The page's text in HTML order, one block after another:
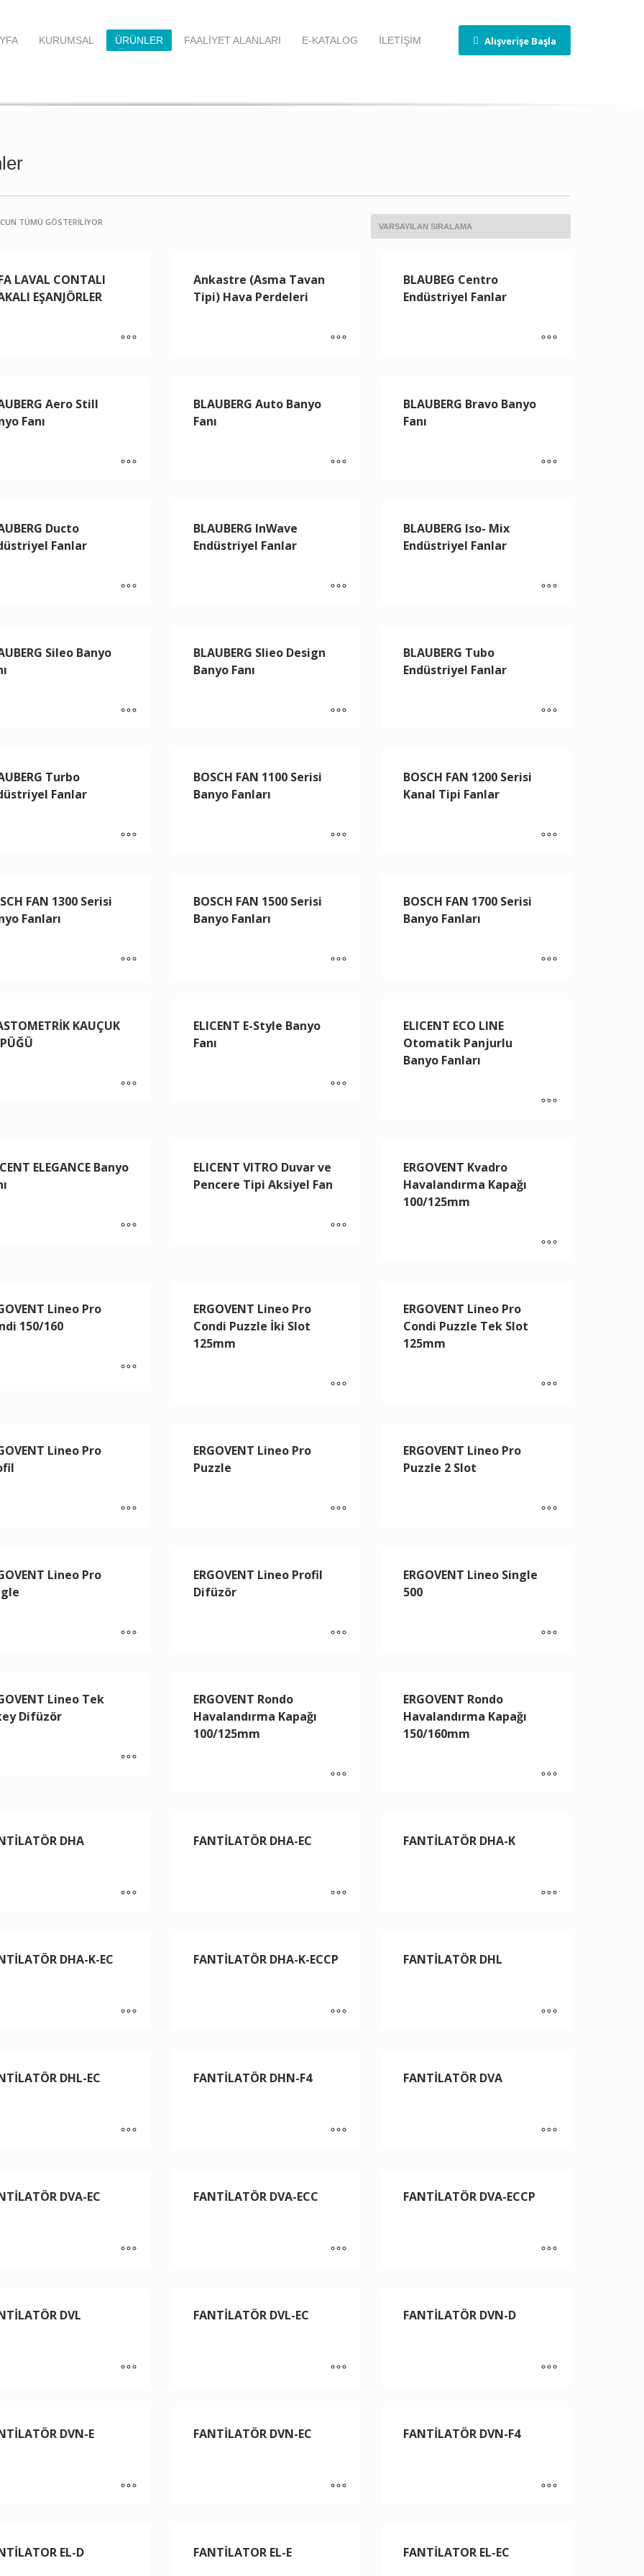
KURUMSAL ÜRÜNLER FAALİYET ALANLARI E-KATALOG İLETİŞİM Alışverişe Başla
TÜMÜ GÖSTERILIYOR
LAVAL CONTALI
EŞANJÖRLER
Ankastre (Asma Tavan
Tipi) Hava Perdeleri
BLAUBEG Centro
Endüstriyel Fanlar
Aero Still
Fanı
BLAUBERG Auto Banyo
Fanı
BLAUBERG Bravo Banyo
Fanı
Ducto
Fanlar
BLAUBERG InWave
Endüstriyel Fanlar
BLAUBERG Iso- Mix
Endüstriyel Fanlar
Sileo Banyo
BLAUBERG Slieo Design
Banyo Fanı
BLAUBERG Tubo
Endüstriyel Fanlar
Turbo
Fanlar
BOSCH FAN 1100 Serisi
Banyo Fanları
BOSCH FAN 1200 Serisi
Kanal Tipi Fanlar
FAN 1300 Serisi
Fanları
BOSCH FAN 1500 Serisi
Banyo Fanları
BOSCH FAN 1700 Serisi
Banyo Fanları
KAUÇUK
ELICENT E-Style Banyo
Fanı
ELICENT ECO LINE
Otomatik Panjurlu
Banyo Fanları
ELEGANCE Banyo
ELICENT VITRO Duvar ve
Pencere Tipi Aksiyel Fan
ERGOVENT Kvadro
Havalandırma Kapağı
100/125mm
Lineo Pro
150/160
ERGOVENT Lineo Pro
Condi Puzzle İki Slot
125mm
ERGOVENT Lineo Pro
Condi Puzzle Tek Slot
125mm
Lineo Pro
ERGOVENT Lineo Pro
Puzzle
ERGOVENT Lineo Pro
Puzzle 2 Slot
Lineo Pro
ERGOVENT Lineo Profil
Difüzör
ERGOVENT Lineo Single
500
Lineo Tek
Difüzör
ERGOVENT Rondo
Havalandırma Kapağı
100/125mm
ERGOVENT Rondo
Havalandırma Kapağı
150/160mm
DHA FANTİLATÖR DHA-EC FANTİLATÖR DHA-K
DHA-K-EC FANTİLATÖR DHA-K-ECCP FANTİLATÖR DHL
DHL-EC FANTİLATÖR DHN-F4 FANTİLATÖR DVA
DVA-EC FANTİLATÖR DVA-ECC FANTİLATÖR DVA-ECCP
DVL FANTİLATÖR DVL-EC FANTİLATÖR DVN-D
DVN-E FANTİLATÖR DVN-EC FANTİLATÖR DVN-F4
EL-D FANTİLATOR EL-E FANTİLATOR EL-EC